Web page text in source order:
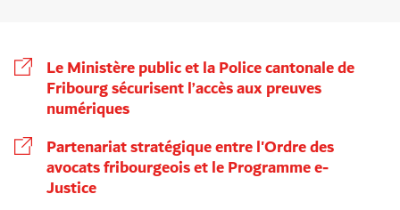
Le Ministère public et la Police cantonale de
Fribourg sécurisent l’accès aux preuves
numériques
Partenariat stratégique entre l'Ordre des
avocats fribourgeois et le Programme e-
Justice